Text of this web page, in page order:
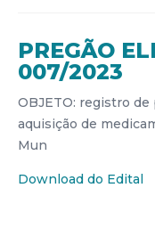
PREGÃO
007/2023
OBJETO: registro
aquisição de
Mun
Download do Edital